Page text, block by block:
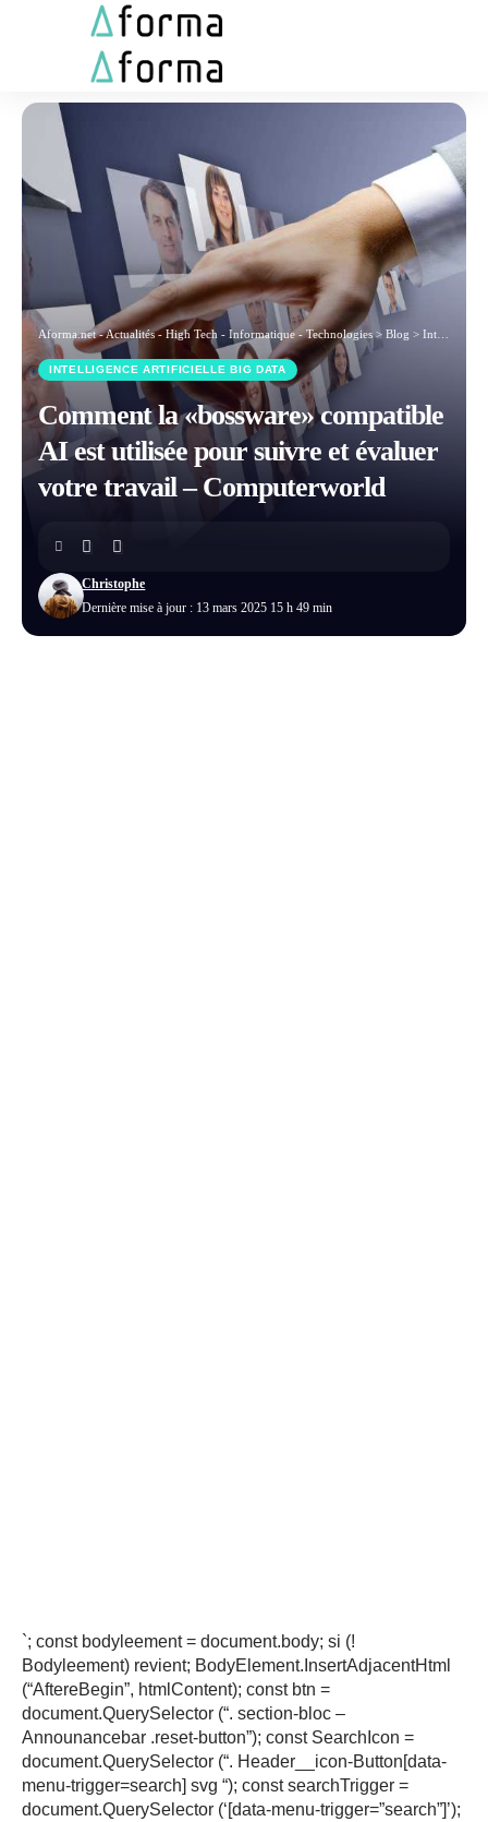
Aforma.net - Actualités - High Tech - Informatique - Technologies> Blog > Intelligence artificielle Big Data
INTELLIGENCE ARTIFICIELLE BIG DATA
Comment la «bossware» compatible
AI est utilisée pour suivre et évaluer
votre travail – Computerworld
Dernière mise à jour : 13 mars 2025 15 h 49 min
Christophe
`; const bodyleement = document.body; si (!
Bodyleement) revient; BodyElement.InsertAdjacentHtml
(“AftereBegin”, htmlContent); const btn =
document.QuerySelector (“. section-bloc –
Announancebar .reset-button”); const SearchIcon =
document.QuerySelector (“. Header__icon-Button[data-
menu-trigger=search] svg “); const searchTrigger =
document.QuerySelector (‘[data-menu-trigger=”search”]’);